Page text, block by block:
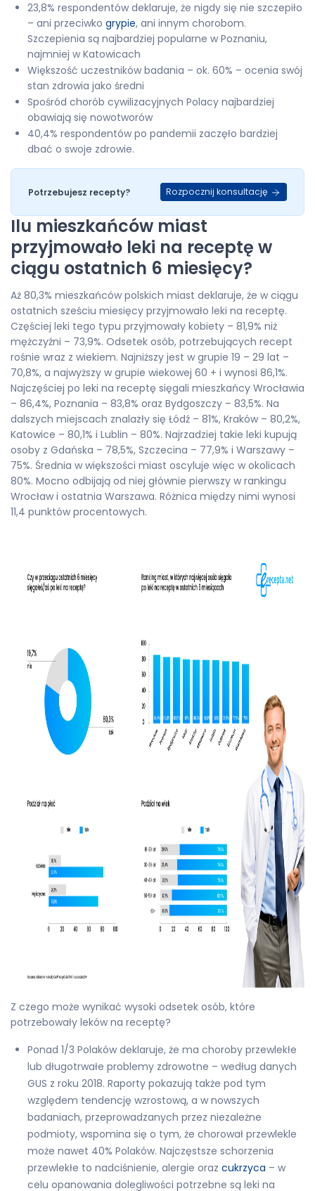
23,8% respondentów deklaruje, że nigdy się nie szczepiło
– ani przeciwko grypie, ani innym chorobom.
Szczepienia są najbardziej popularne w Poznaniu,
najmniej w Katowicach
Większość uczestników badania – ok. 60% – ocenia swój
stan zdrowia jako średni
Spośród chorób cywilizacyjnych Polacy najbardziej
obawiają się nowotworów
40,4% respondentów po pandemii zaczęło bardziej
dbać o swoje zdrowie.
Potrzebujesz recepty? Rozpocznij konsultację
Ilu mieszkańców miast
przyjmowało leki na receptę w
ciągu ostatnich 6 miesięcy?
Aż 80,3% mieszkańców polskich miast deklaruje, że w ciągu
ostatnich sześciu miesięcy przyjmowało leki na receptę.
Częściej leki tego typu przyjmowały kobiety – 81,9% niż
mężczyźni – 73,9%. Odsetek osób, potrzebujących recept
rośnie wraz z wiekiem. Najniższy jest w grupie 19 – 29 lat –
70,8%, a najwyższy w grupie wiekowej 60 + i wynosi 86,1%.
Najczęściej po leki na receptę sięgali mieszkańcy Wrocławia
– 86,4%, Poznania – 83,8% oraz Bydgoszczy – 83,5%. Na
dalszych miejscach znalazły się Łódź – 81%, Kraków – 80,2%,
Katowice – 80,1% i Lublin – 80%. Najrzadziej takie leki kupują
osoby z Gdańska – 78,5%, Szczecina – 77,9% i Warszawy –
75%. Średnia w większości miast oscyluje więc w okolicach
80%. Mocno odbijają od niej głównie pierwszy w rankingu
Wrocław i ostatnia Warszawa. Różnica między nimi wynosi
11,4 punktów procentowych.
Z czego może wynikać wysoki odsetek osób, które
potrzebowały leków na receptę?
Ponad 1/3 Polaków deklaruje, że ma choroby przewlekłe
lub długotrwałe problemy zdrowotne – według danych
GUS z roku 2018. Raporty pokazują także pod tym
względem tendencję wzrostową, a w nowszych
badaniach, przeprowadzanych przez niezależne
podmioty, wspomina się o tym, że chorował przewlekle
może nawet 40% Polaków. Najczęstsze schorzenia
przewlekłe to nadciśnienie, alergie oraz cukrzyca – w
celu opanowania dolegliwości potrzebne są leki na